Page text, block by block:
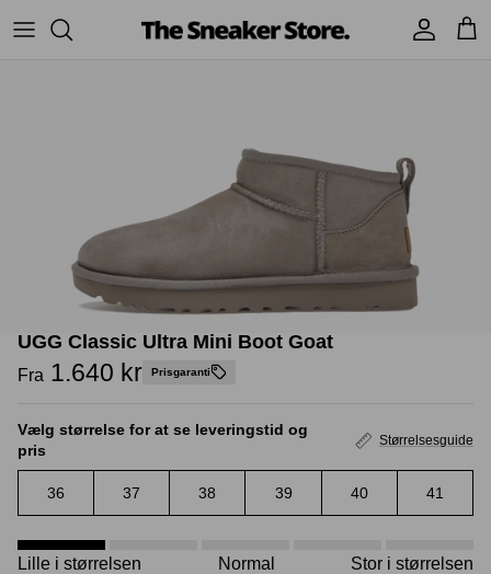
Jordans
Andre brands
BAPE - A Bathing Ape
TSS Collection
Accessories Sneaker boks
UGG Classic Ultra Mini Boot Goat
Fra 1.640 kr Prisgaranti
Vælg størrelse for at se leveringstid og
pris
Størrelsesguide
36 37 38 39 40 41
Lille i størrelsen Normal Stor i størrelsen